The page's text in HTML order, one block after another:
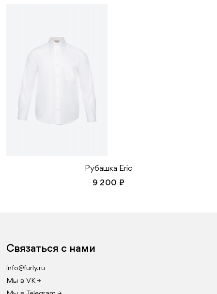
Рубашка Eric
9 200 ₽
Связаться с нами
info@furly.ru
Мы в VK →